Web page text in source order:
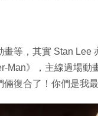
等，其實 Stan Lee
Man》，主線過場
復合了！你們是我最